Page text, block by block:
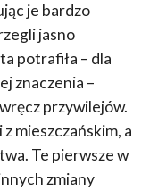
je bardzo
jasno
potrafiła – dla
znaczenia –
przywilejów.
mieszczańskim, a
Te pierwsze w
zmiany